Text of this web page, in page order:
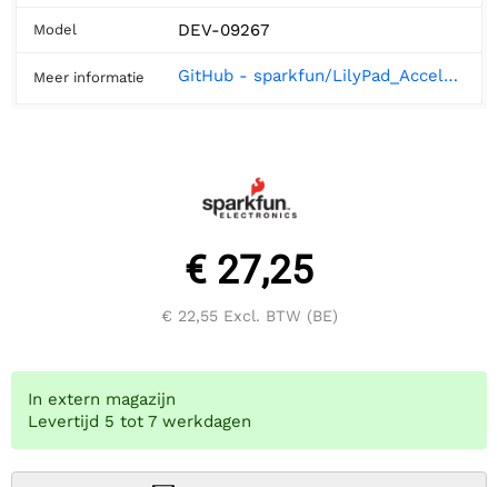
Model DEV-09267
Meer informatie GitHub - sparkfun/LilyPad_Accelerometer-ADXL335 at V_2.0
€ 27,25
€ 22,55Excl. BTW (BE)
In extern magazijn
Levertijd 5 tot 7 werkdagen